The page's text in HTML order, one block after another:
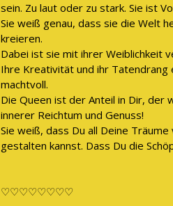
sein. Zu laut oder zu stark. Sie ist
Sie weiß genau, dass sie die Welt
kreieren.
Dabei ist sie mit ihrer Weiblichkeit
Ihre Kreativität und ihr Tatendrang
machtvoll.
Die Queen ist der Anteil in Dir, der
innerer Reichtum und Genuss!
Sie weiß, dass Du all Deine
gestalten kannst. Dass Du die
♡♡♡♡♡♡♡♡